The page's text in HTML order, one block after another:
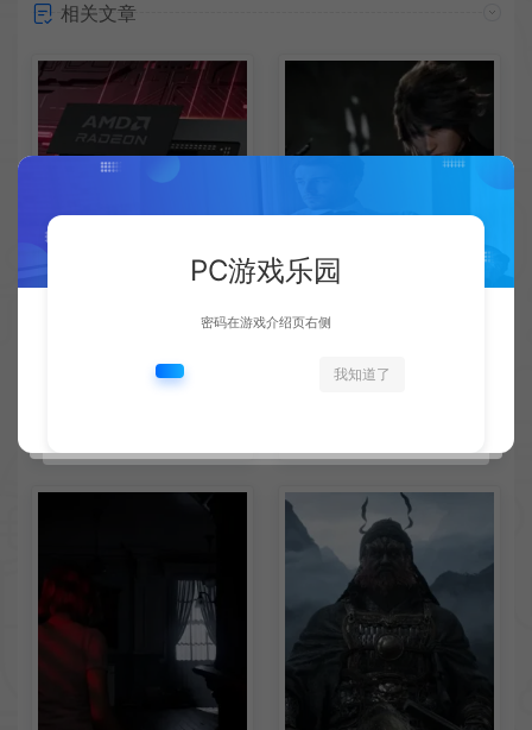
相关文章
AMD下代RDNA5显卡将迎来
核心架构大幅升级
包容没能消解过激言论
PC游戏乐园
密码在游戏介绍页右侧
我知道了